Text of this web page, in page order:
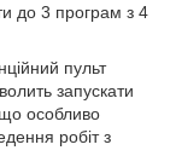
до 3 програм з 4
пульт
запускати
особливо
робіт з